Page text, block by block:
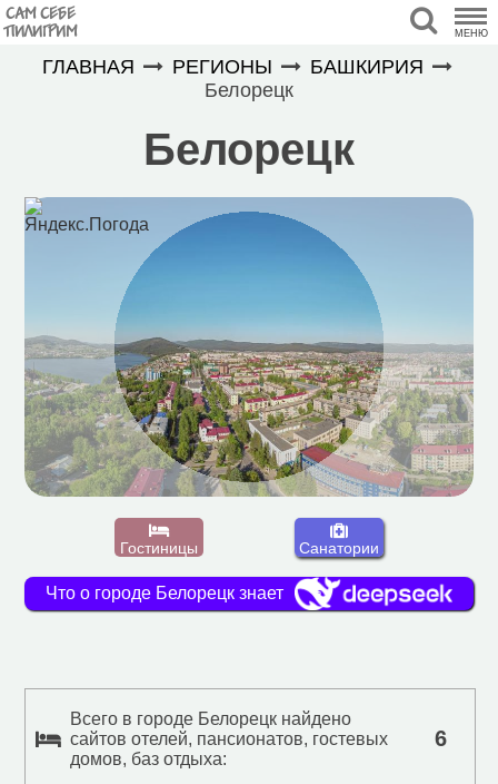
САМ СЕБЕ
ПИЛИГРИМ МЕНЮ
ГЛАВНАЯ РЕГИОНЫ
БАШКИРИЯ
Белорецк
Белорецк
Гостиницы Санатории
Что о городе Белорецк знает
Всего в городе Белорецк найдено
сайтов отелей, пансионатов, гостевых
домов, баз отдыха:
6